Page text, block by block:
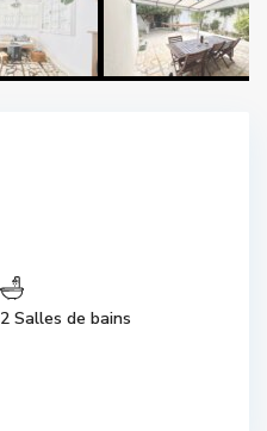
2 Salles de bains